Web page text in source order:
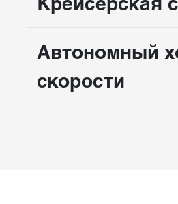
Автономный
скорости